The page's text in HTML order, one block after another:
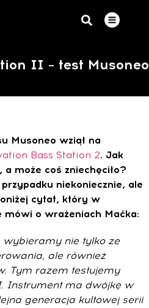
II – test Musoneo
Musoneo wziął na
Bass Station 2. Jak
może coś zniechęciło?
niekoniecznie, ale
cytat, który w
mówi o wrażeniach Maćka:
wybieramy nie tylko ze
ale również
Tym razem testujemy
Instrument ma dwójkę w
generacja kultowej serii